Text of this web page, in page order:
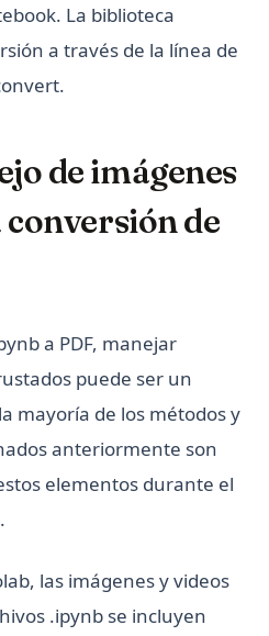
La biblioteca
a través de la línea de
de imágenes
conversión de
a PDF, manejar
puede ser un
mayoría de los métodos y
anteriormente son
elementos durante el
las imágenes y videos
.ipynb se incluyen